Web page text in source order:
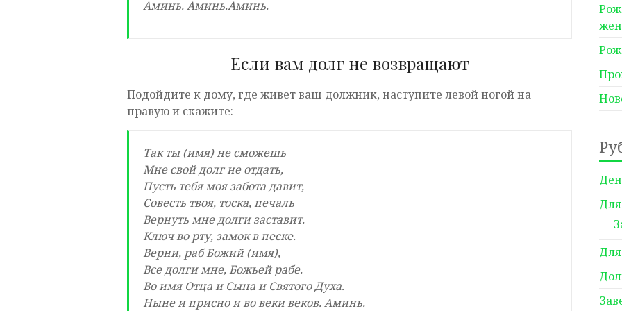
Аминь. Аминь.Аминь.
Если вам долг не возвращают
Подойдите к дому, где живет ваш должник, наступите левой ногой на
правую и скажите:
Так ты (имя) не сможешь
Мне свой долг не отдать,
Пусть тебя моя забота давит,
Совесть твоя, тоска, печаль
Вернуть мне долги заставит.
Ключ во рту, замок в песке.
Верни, раб Божий (имя),
Все долги мне, Божьей рабе.
Во имя Отца и Сына и Святого Духа.
Ныне и присно и во веки веков. Аминь.